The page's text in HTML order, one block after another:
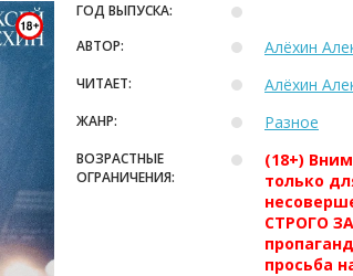
ГОД ВЫПУСКА:
АВТОР:
Алёхин
ЧИТАЕТ: Алёхин
ЖАНР: Разное
ВОЗРАСТНЫЕ
ОГРАНИЧЕНИЯ:
(18+)
только
СТРОГО
просьба